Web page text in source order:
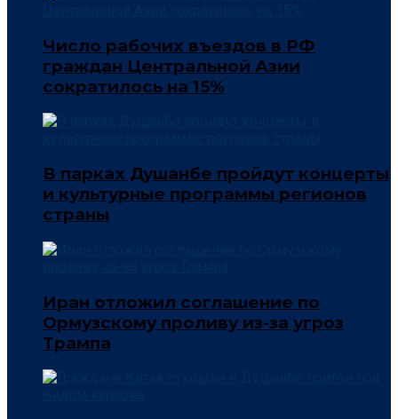
Число рабочих въездов в РФ
граждан Центральной Азии
сократилось на 15%
В парках Душанбе пройдут концерты
и культурные программы регионов
страны
Иран отложил соглашение по
Ормузскому проливу из-за угроз
Трампа